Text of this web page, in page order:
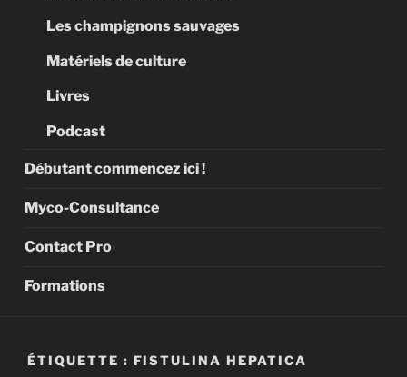
Les champignons sauvages
Matériels de culture
Livres
Podcast
Débutant commencez ici !
Myco-Consultance
Contact Pro
Formations
ÉTIQUETTE : FISTULINA HEPATICA